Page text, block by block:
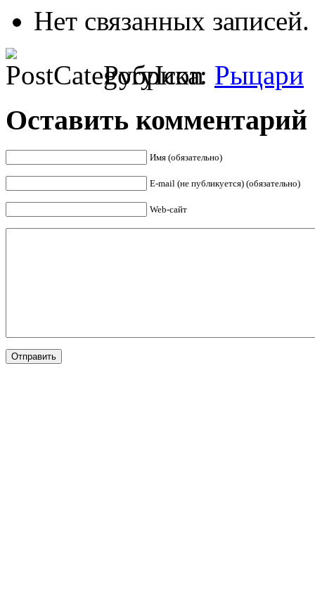
Нет связанных записей.
Рубрика: Рыцари
Оставить комментарий
Имя (обязательно)
E-mail (не публикуется) (обязательно)
Web-сайт
Отправить